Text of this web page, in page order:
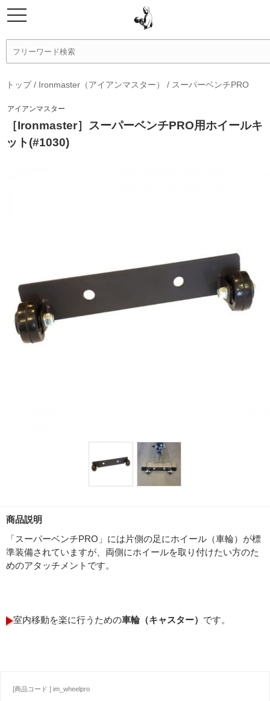
トップ/ Ironmaster（アイアンマスター） / スーパーベンチPRO
アイアンマスター
［Ironmaster］スーパーベンチPRO用ホイールキ
ット(#1030)
商品説明
「スーパーベンチPRO」には片側の足にホイール（車輪）が標
準装備されていますが、両側にホイールを取り付けたい方のた
めのアタッチメントです。
室内移動を楽に行うための車輪（キャスター） です。
[商品コード ] im_wheelpro